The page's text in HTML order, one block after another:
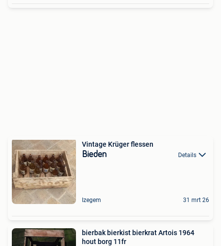
Vintage Krüger flessen
Bieden Details
Izegem 31 mrt 26
bierbak bierkist bierkrat Artois 1964
hout borg 11fr